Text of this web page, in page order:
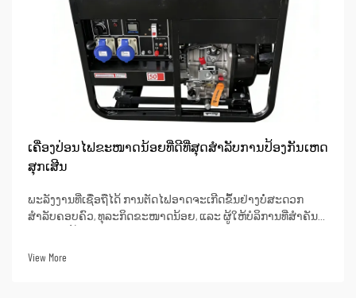
ເຄື່ອງປ່ອນໄຟຂະໜາດນ້ອຍທີ່ດີທີ່ສຸດສຳລັບການປ້ອງກັນເຫດ
ສຸກເສີນ
ພະລັງງານທີ່ເຊື່ອຖືໄດ້ ການຕັດໄຟອາດຈະເກີດຂຶ້ນຢ່າງບໍ່ສະດວກ
ສຳລັບຄອບຄົວ, ທຸລະກິດຂະໜາດນ້ອຍ, ແລະ ຜູ້ໃຫ້ບໍລິການທີ່ສຳຄັນທີ່
View More